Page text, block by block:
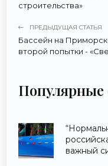
строительства»
ПРЕДЫДУЩАЯ СТАТЬЯ
Бассейн на
второй попытки -
Популярные
важный